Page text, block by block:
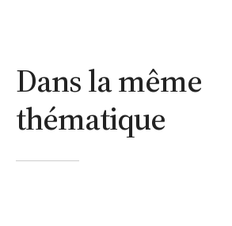
Dans la même
thématique